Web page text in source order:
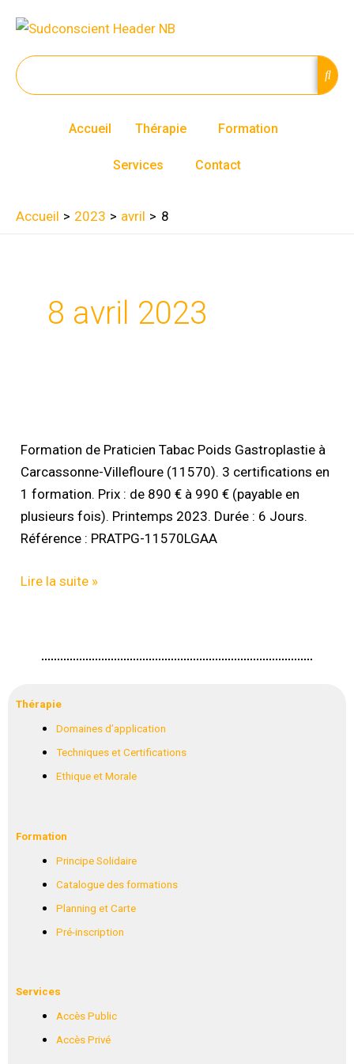
contenu
Accueil Thérapie Formation
Services Contact
Accueil 2023 avril 8
8 avril 2023
Formation de Praticien Tabac Poids Gastroplastie à
Carcassonne-Villefloure (11570). 3 certifications en
1 formation. Prix : de 890 € à 990 € (payable en
plusieurs fois). Printemps 2023. Durée : 6 Jours.
Référence : PRATPG-11570LGAA
Praticien
Tabac
Poids
Gastroplastie
–
Carcassonne
Lire la suite »
Thérapie
Domaines d’application
Techniques et Certifications
Ethique et Morale
Formation
Principe Solidaire
Catalogue des formations
Planning et Carte
Pré-inscription
Services
Accès Public
Accès Privé